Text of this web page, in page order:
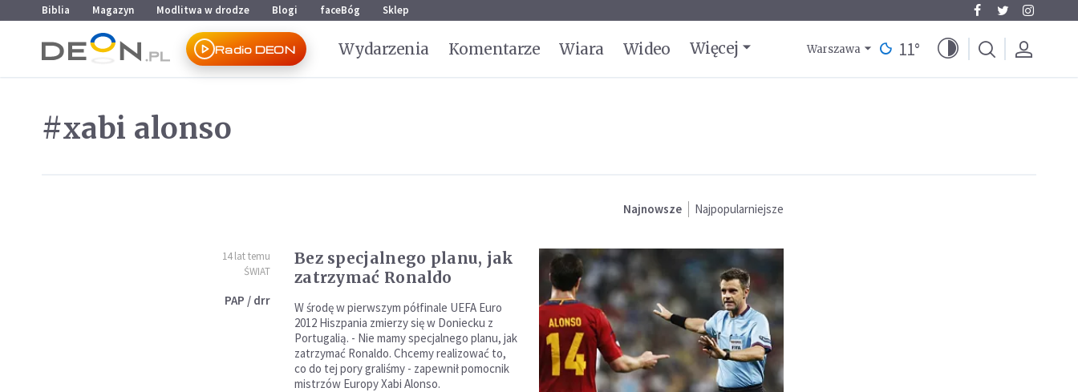
Przejdź do menu głównego
Przejdź do treści
Biblia Magazyn Modlitwa w drodze Blogi faceBóg Sklep
Radio DEON Wydarzenia Komentarze Wiara Wideo Więcej Warszawa 11°
#xabi alonso
Najnowsze Najpopularniejsze
14 lat temu
ŚWIAT
PAP / drr
Bez specjalnego planu, jak
zatrzymać Ronaldo
W środę w pierwszym półfinale UEFA Euro
2012 Hiszpania zmierzy się w Doniecku z
Portugalią. - Nie mamy specjalnego planu, jak
zatrzymać Ronaldo. Chcemy realizować to,
co do tej pory graliśmy - zapewnił pomocnik
mistrzów Europy Xabi Alonso.